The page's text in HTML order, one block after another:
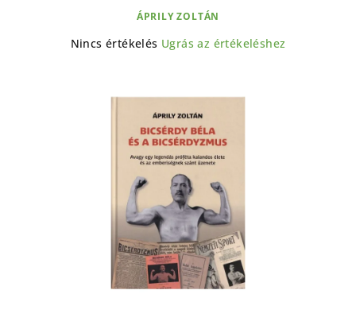
ÁPRILY ZOLTÁN
A
Nincs értékelés Ugrás az értékeléshez